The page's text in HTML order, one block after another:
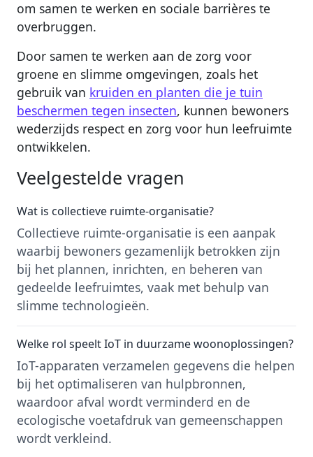
om samen te werken en sociale barrières te
overbruggen.
Door samen te werken aan de zorg voor
groene en slimme omgevingen, zoals het
gebruik van kruiden en planten die je tuin
beschermen tegen insecten, kunnen bewoners
wederzijds respect en zorg voor hun leefruimte
ontwikkelen.
Veelgestelde vragen
Wat is collectieve ruimte-organisatie?
Collectieve ruimte-organisatie is een aanpak
waarbij bewoners gezamenlijk betrokken zijn
bij het plannen, inrichten, en beheren van
gedeelde leefruimtes, vaak met behulp van
slimme technologieën.
Welke rol speelt IoT in duurzame woonoplossingen?
IoT-apparaten verzamelen gegevens die helpen
bij het optimaliseren van hulpbronnen,
waardoor afval wordt verminderd en de
ecologische voetafdruk van gemeenschappen
wordt verkleind.